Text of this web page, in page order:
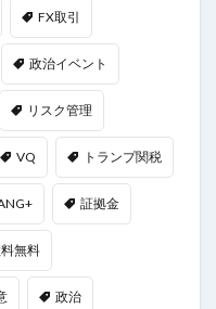
FX取引
政治イベント
リスク管理
VQ トランプ関税
証拠金
無料
政治